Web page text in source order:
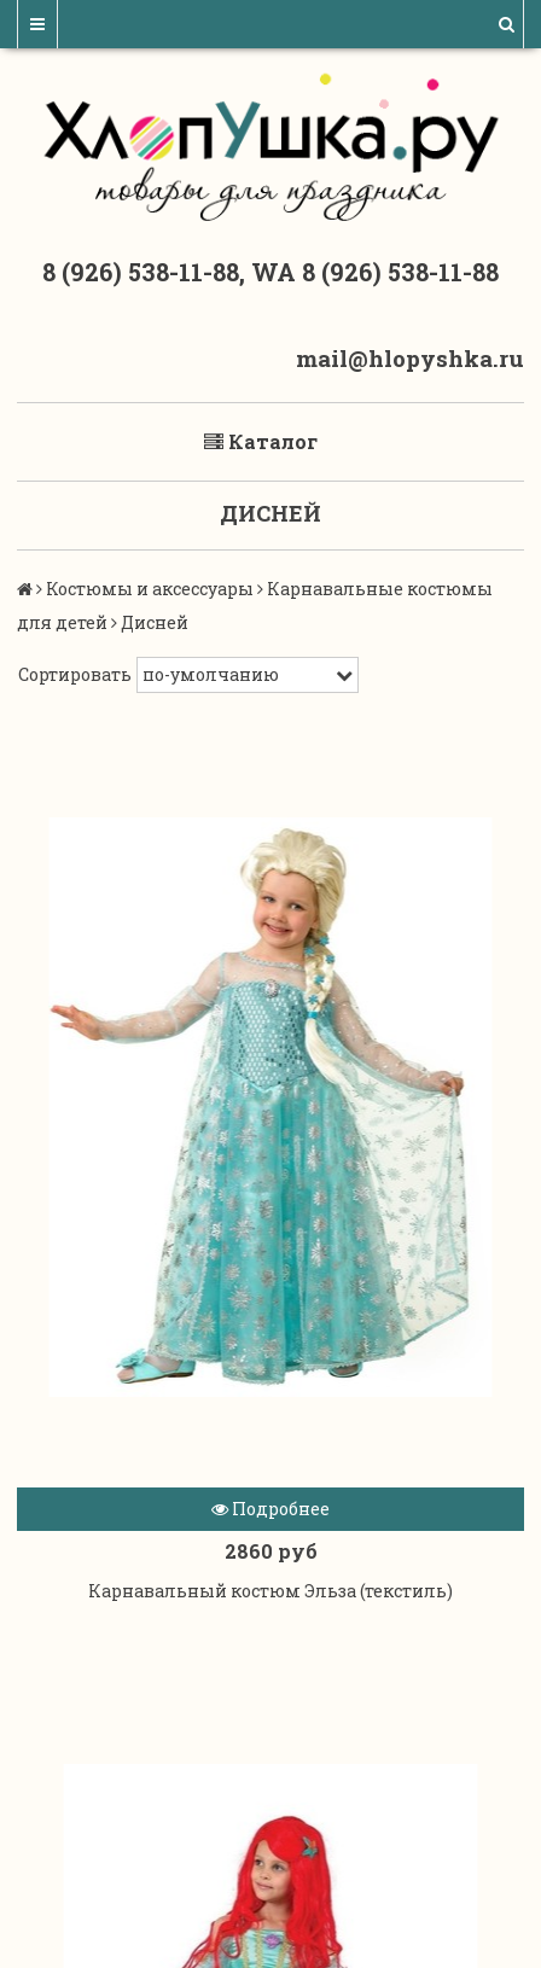
8 (926) 538-11-88, WA 8 (926) 538-11-88
mail@hlopyshka.ru
Каталог
ДИСНЕЙ
Костюмы и аксессуары
Карнавальные костюмы
для детей
Дисней
Сортировать
Подробнее
2860 руб
Карнавальный костюм Эльза (текстиль)